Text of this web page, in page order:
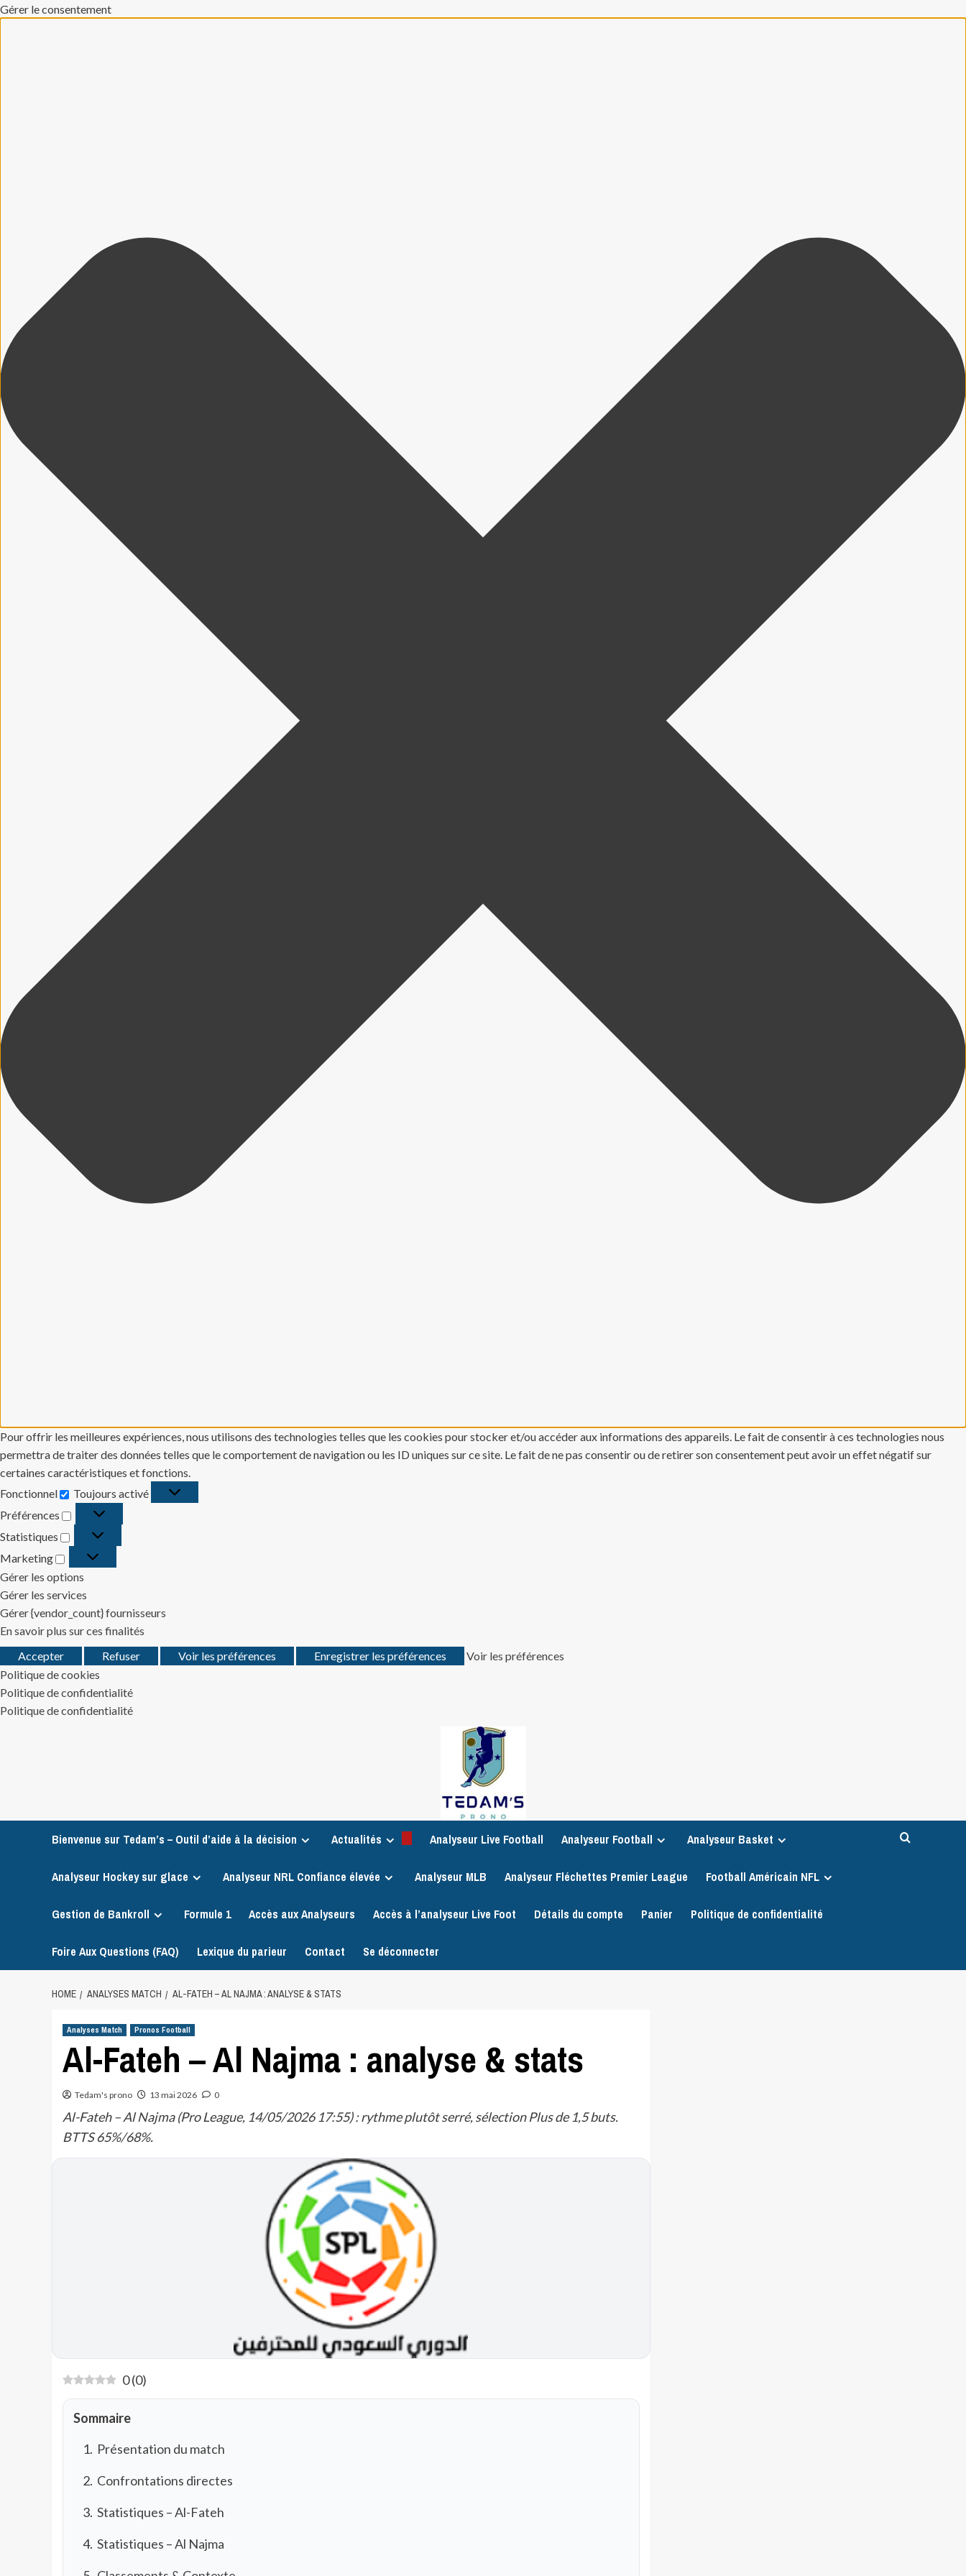
Gérer le consentement
Pour offrir les meilleures expériences, nous utilisons des technologies telles que les cookies pour stocker et/ou accéder aux informations des appareils. Le fait de consentir à ces technologies nous
permettra de traiter des données telles que le comportement de navigation ou les ID uniques sur ce site. Le fait de ne pas consentir ou de retirer son consentement peut avoir un effet négatif sur
certaines caractéristiques et fonctions.
Fonctionnel
Fonctionnel
Toujours activé
Préférences
Préférences
Statistiques
Statistiques
Marketing
Marketing
Gérer les options
Gérer les services
Gérer {vendor_count} fournisseurs
En savoir plus sur ces finalités
Accepter
Refuser Voir les préférences Enregistrer les préférences
Voir les préférences
Politique de cookies
Politique de confidentialité
Politique de confidentialité
Bienvenue sur Tedam’s – Outil d’aide à la décision Actualités Analyseur Live Football Analyseur Football Analyseur Basket
Analyseur Hockey sur glace Analyseur NRL Confiance élevée Analyseur MLB Analyseur Fléchettes Premier League Football Américain NFL
Gestion de Bankroll Formule 1 Accès aux Analyseurs Accès à l’analyseur Live Foot Détails du compte Panier Politique de confidentialité
Foire Aux Questions (FAQ) Lexique du parieur Contact Se déconnecter
HOME ANALYSES MATCH AL-FATEH – AL NAJMA : ANALYSE & STATS
Analyses Match Pronos Football
Al-Fateh – Al Najma : analyse & stats
Tedam's prono 13 mai 2026 0
Al-Fateh – Al Najma (Pro League, 14/05/2026 17:55) : rythme plutôt serré, sélection Plus de 1,5 buts.
BTTS 65%/68%.
0(0)
Sommaire
Présentation du match
Confrontations directes
Statistiques – Al-Fateh
Statistiques – Al Najma